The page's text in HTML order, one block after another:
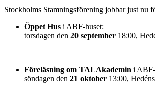
Stockholms Stamningsförening jobbar just nu
Öppet Hus i ABF-huset:
torsdagen den 20 september 18:00,
Föreläsning om TALAkademin i
söndagen den 21 oktober 13:00,